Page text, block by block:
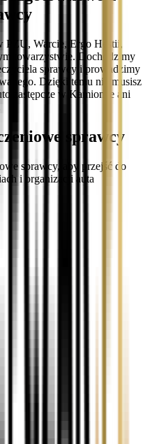
PZU, Warcie, Ergo Hestii,
towarzystwie. Dochodzimy
sprawcy i prowadzimy
Dzięki temu nie musisz
zastępcze w Kamionce ani
sprawcy
sprawcy, aby przejść do
i organizacji auta